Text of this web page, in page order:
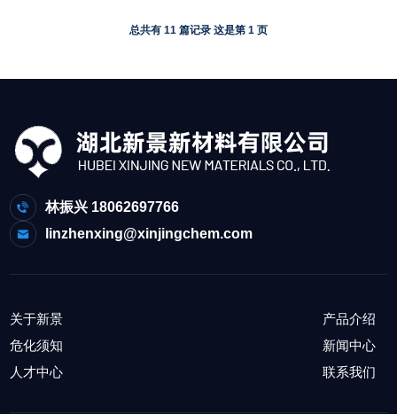
总共有 11 篇记录 这是第 1 页
林振兴 18062697766
linzhenxing@xinjingchem.com
关于新景
产品介绍
危化须知
新闻中心
人才中心
联系我们